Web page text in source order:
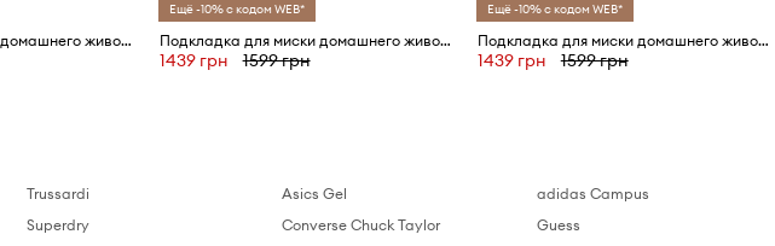
Подкладка для миски домашнего животного United Pets New York x Seletti
Ещё -10% с кодом WEB*
Подкладка для миски домашнего животного United Pets DoogyMood x Seletti
1439 грн 1599 грн
Ещё -10% с кодом WEB*
Подкладка для миски домашнего животного United Pets Maldives x Seletti
1439 грн 1599 грн
Trussardi
Superdry
Asics Gel
Converse Chuck Taylor
adidas Campus
Guess